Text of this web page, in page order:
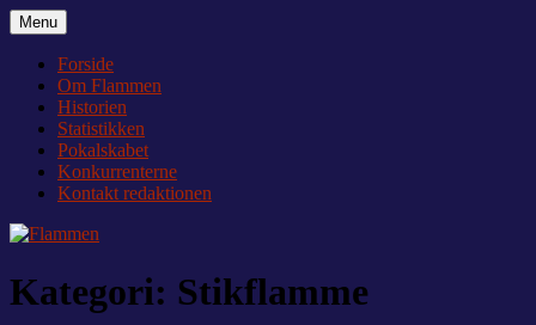
Videre
til
indhold
Flammen
Nyheder og debat om Team Tvis Holstebro
Menu
Forside
Om Flammen
Historien
Statistikken
Pokalskabet
Konkurrenterne
Kontakt redaktionen
Kategori: Stikflamme